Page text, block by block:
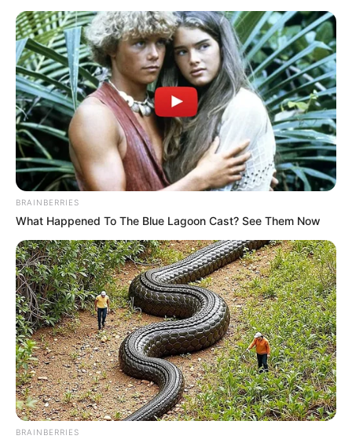
μετέφερε εσπευσμένα στο Κέντρο Υγείας
Ιστιαίας.
Εκεί, παρά τις προσπάθειες των γιατρών,
απλώς διαπιστώθηκε ο θάνατός της.
Το Α’ Λιμενικό Τμήμα Ωρεών, που έχει
αναλάβει την προανάκριση για το συμβάν,
παρήγγειλε τη διενέργεια νεκροψίας-
νεκροτομής προκειμένου να αποσαφηνιστούν
τα ακριβή αίτια του θανάτου της άτυχης
γυναίκας.
Περισσότερα νέα από την Εύβοια
Είδαν αυτοκίνητο να εξαφανίζεται από τη
φωτιά στην Τριάδα;
Βουβός θρήνος σε περιοχή της Εύβοιας –
Κανείς δεν μπορούσε να πιστέψει ότι έφυγε
τόσο νωρίς
BRAINBERRIES
What Happened To The Blue Lagoon Cast? See Them Now
BRAINBERRIES